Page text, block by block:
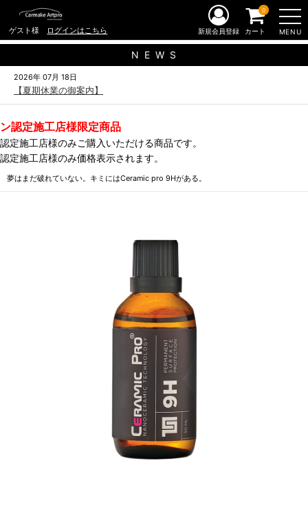
N E W S
2026年 07月 18日
【夏期休業の御案内】
ゲスト様 ログインはこちら MENU
新規会員登録 カート
0
ン認定施工店様限定商品
認定施工店様のみご購入いただける商品です。
認定施工店様のみ価格表示されます。
夢はまだ破れていない。キミにはCeramic pro 9Hがある。